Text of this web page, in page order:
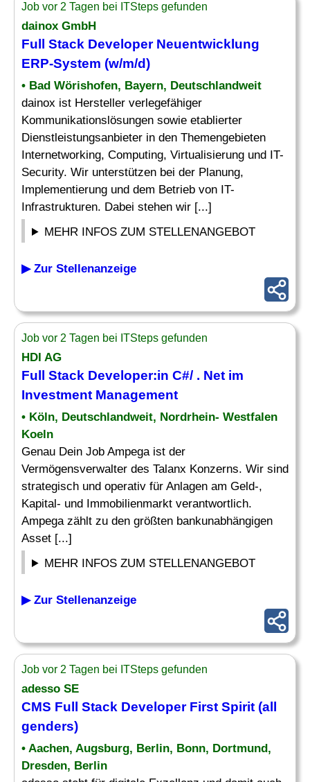
Job vor 2 Tagen bei ITSteps gefunden
dainox GmbH
Full Stack DeveloperNeuentwicklung
ERP-System (w/m/d)
• Bad Wörishofen, Bayern, Deutschlandweit
dainox ist Hersteller verlegefähiger
Kommunikationslösungen sowie etablierter
Dienstleistungsanbieter in den Themengebieten
Internetworking, Computing, Virtualisierung und IT-
Security. Wir unterstützen bei der Planung,
Implementierung und dem Betrieb von IT-
Infrastrukturen. Dabei stehen wir [...]
MEHR INFOS ZUM STELLENANGEBOT
▶ Zur Stellenanzeige
Job vor 2 Tagen bei ITSteps gefunden
HDI AG
Full Stack Developer:in C#/ . Net im
Investment Management
• Köln, Deutschlandweit, Nordrhein- Westfalen
Koeln
Genau Dein Job Ampega ist der
Vermögensverwalter des Talanx Konzerns. Wir sind
strategisch und operativ für Anlagen am Geld-,
Kapital- und Immobilienmarkt verantwortlich.
Ampega zählt zu den größten bankunabhängigen
Asset [...]
MEHR INFOS ZUM STELLENANGEBOT
▶ Zur Stellenanzeige
Job vor 2 Tagen bei ITSteps gefunden
adesso SE
CMS Full Stack DeveloperFirst Spirit (all
genders)
• Aachen, Augsburg, Berlin, Bonn, Dortmund,
Dresden, Berlin